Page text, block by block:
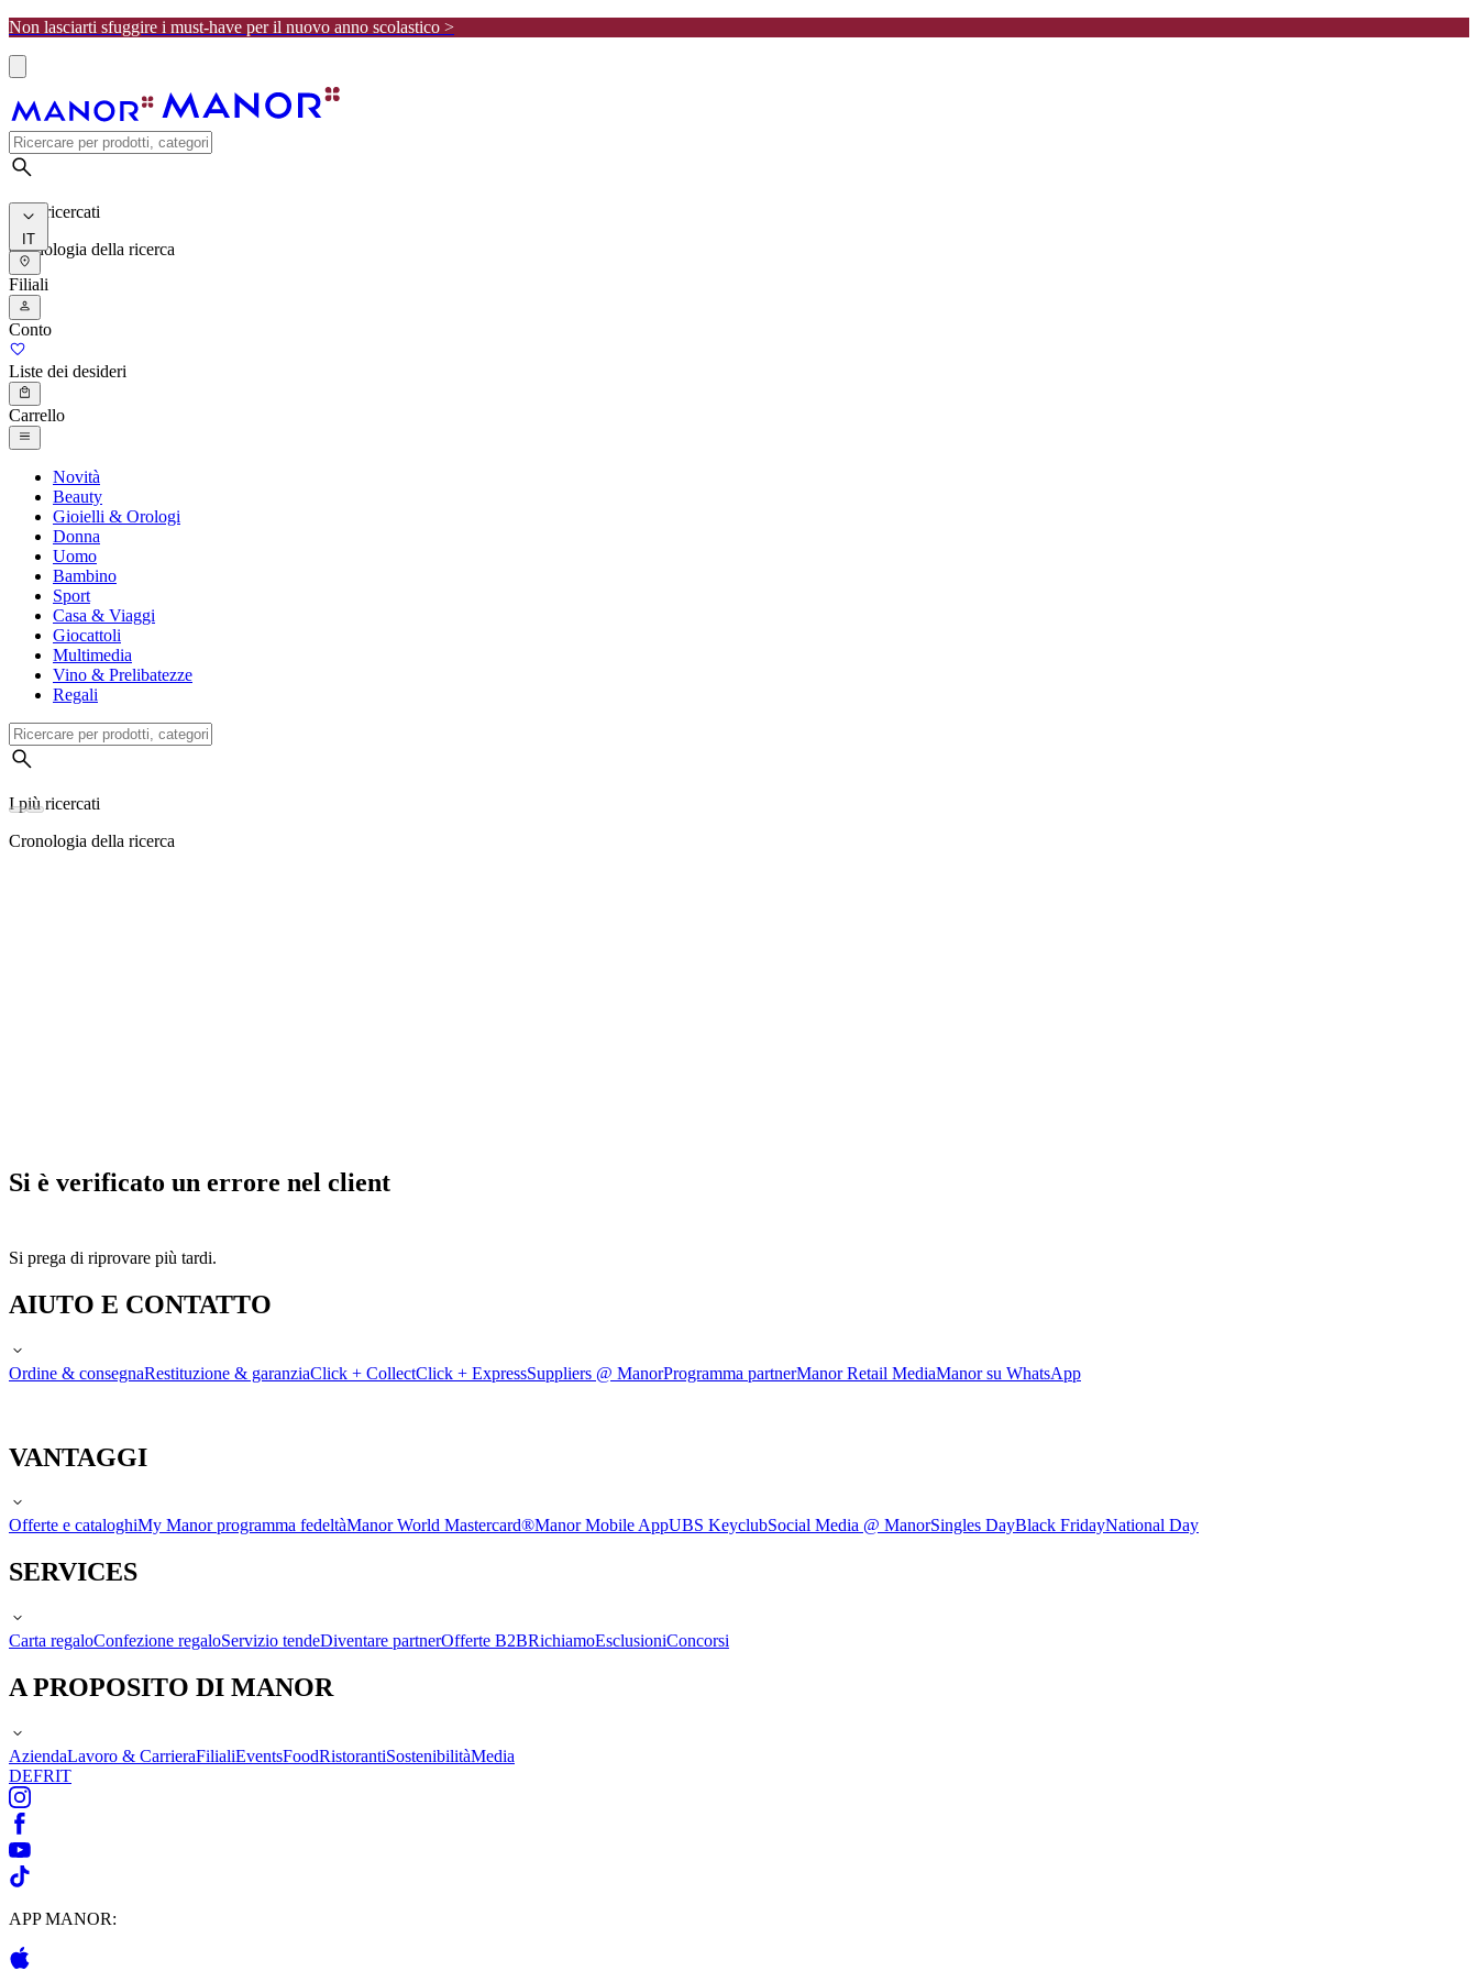
Non lasciarti sfuggire i must-have per il nuovo anno scolastico >
I più ricercati
Cronologia della ricerca
IT
Filiali
Conto
Liste dei desideri
Carrello
Novità
Beauty
Gioielli & Orologi
Donna
Uomo
Bambino
Sport
Casa & Viaggi
Giocattoli
Multimedia
Vino & Prelibatezze
Regali
I più ricercati
Cronologia della ricerca
Si è verificato un errore nel client
Si prega di riprovare più tardi.
AIUTO E CONTATTO
Ordine & consegnaRestituzione & garanziaClick + CollectClick + ExpressSuppliers @ ManorProgramma partnerManor Retail MediaManor su WhatsApp
VANTAGGI
Offerte e cataloghiMy Manor programma fedeltàManor World Mastercard®Manor Mobile AppUBS KeyclubSocial Media @ ManorSingles DayBlack FridayNational Day
SERVICES
Carta regaloConfezione regaloServizio tendeDiventare partnerOfferte B2BRichiamoEsclusioniConcorsi
A PROPOSITO DI MANOR
AziendaLavoro & CarrieraFilialiEventsFoodRistorantiSostenibilitàMedia
DEFRIT
APP MANOR: